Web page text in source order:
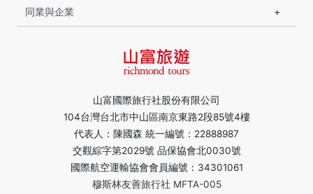
山富國際旅行社股份有限公司
104台灣台北市中山區南京東路2段85號4樓
代表人：陳國森 統一編號：22888987
交觀綜字第2029號 品保協會北0030號
國際航空運輸協會會員編號：34301061
穆斯林友善旅行社 MFTA-005
同業與企業